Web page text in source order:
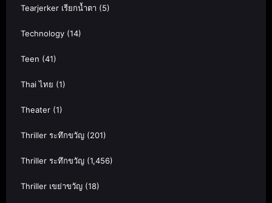
Tearjerker เรียกน้ำตา (5)
Technology (14)
Teen (41)
Thai ไทย (1)
Theater (1)
Thriller ระทึกขวัญ (201)
Thriller ระทึกขวัญ (1,456)
Thriller เขย่าขวัญ (18)